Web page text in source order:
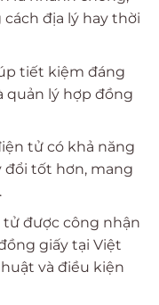
địa lý hay thời
tiết kiệm đáng
quản lý hợp đồng
tử có khả năng
đổi tốt hơn, mang
tử được công nhận
giấy tại Việt
và điều kiện